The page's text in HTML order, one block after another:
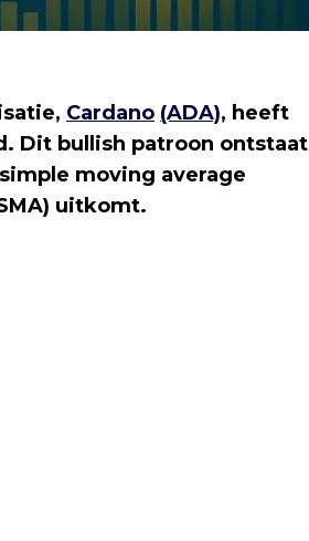
Cardano (ADA), heeft
Dit bullish patroon ontstaat
moving average
uitkomt.